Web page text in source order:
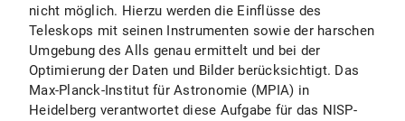
nicht möglich. Hierzu werden die Einflüsse des
Teleskops mit seinen Instrumenten sowie der harschen
Umgebung des Alls genau ermittelt und bei der
Optimierung der Daten und Bilder berücksichtigt. Das
Max-Planck-Institut für Astronomie (MPIA) in
Heidelberg verantwortet diese Aufgabe für das NISP-